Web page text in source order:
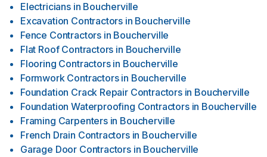
Electricians in Boucherville
Excavation Contractors in Boucherville
Fence Contractors in Boucherville
Flat Roof Contractors in Boucherville
Flooring Contractors in Boucherville
Formwork Contractors in Boucherville
Foundation Crack Repair Contractors in Boucherville
Foundation Waterproofing Contractors in Boucherville
Framing Carpenters in Boucherville
French Drain Contractors in Boucherville
Garage Door Contractors in Boucherville